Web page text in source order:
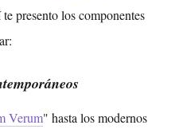
presento los componentes
Verum" hasta los modernos